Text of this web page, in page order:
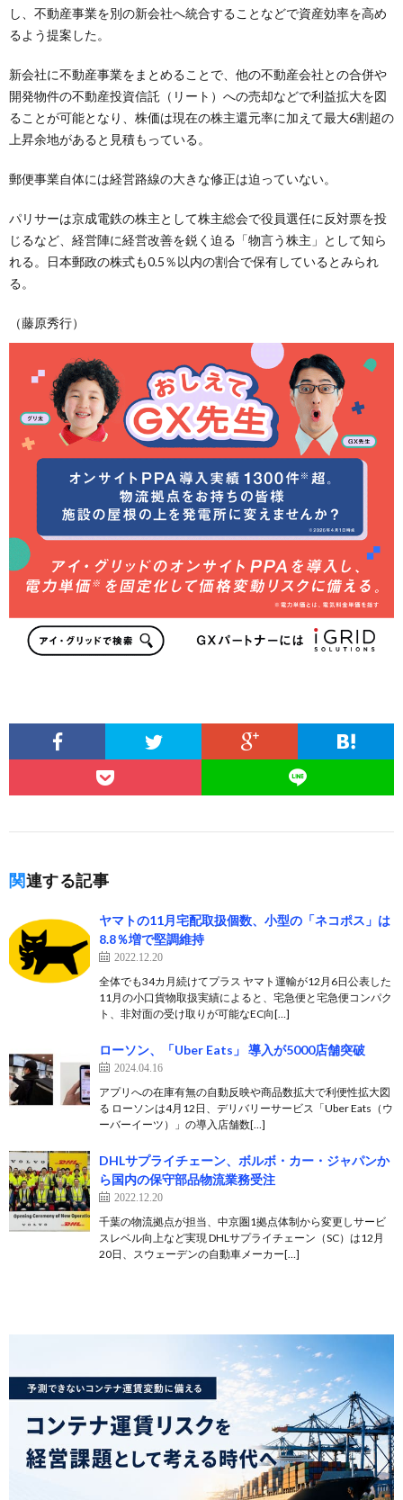
し、不動産事業を別の新会社へ統合することなどで資産効率を高め
るよう提案した。
新会社に不動産事業をまとめることで、他の不動産会社との合併や
開発物件の不動産投資信託（リート）への売却などで利益拡大を図
ることが可能となり、株価は現在の株主還元率に加えて最大6割超の
上昇余地があると見積もっている。
郵便事業自体には経営路線の大きな修正は迫っていない。
パリサーは京成電鉄の株主として株主総会で役員選任に反対票を投
じるなど、経営陣に経営改善を鋭く迫る「物言う株主」として知ら
れる。日本郵政の株式も0.5％以内の割合で保有しているとみられ
る。
（藤原秀行）
関連する記事
ヤマトの11月宅配取扱個数、小型の「ネコポス」は
8.8％増で堅調維持
2022.12.20
全体でも34カ月続けてプラス ヤマト運輸が12月6日公表した
11月の小口貨物取扱実績によると、宅急便と宅急便コンパク
ト、非対面の受け取りが可能なEC向[…]
ローソン、「Uber Eats」 導入が5000店舗突破
2024.04.16
アプリへの在庫有無の自動反映や商品数拡大で利便性拡大図
る ローソンは4月12日、デリバリーサービス「Uber Eats（ウ
ーバーイーツ）」の導入店舗数[…]
DHLサプライチェーン、ボルボ・カー・ジャパンか
ら国内の保守部品物流業務受注
2022.12.20
千葉の物流拠点が担当、中京圏1拠点体制から変更しサービ
スレベル向上など実現 DHLサプライチェーン（SC）は12月
20日、スウェーデンの自動車メーカー[…]